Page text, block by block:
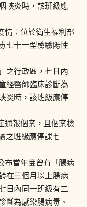
峽炎時，該班級應
情：位於衛生福利部
七十一型檢驗陽性
之行政區，七日內
經醫師臨床診斷為
炎時，該班級應停
通報個案，且個案檢
之班級應停課七
布當年度曾有「腸病
在三個月以上腸病
日內同一班級有二
斷為感染腸病毒、